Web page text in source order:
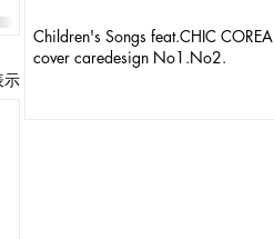
示
Children's Songs feat.CHIC COREA
cover caredesign No1.No2.